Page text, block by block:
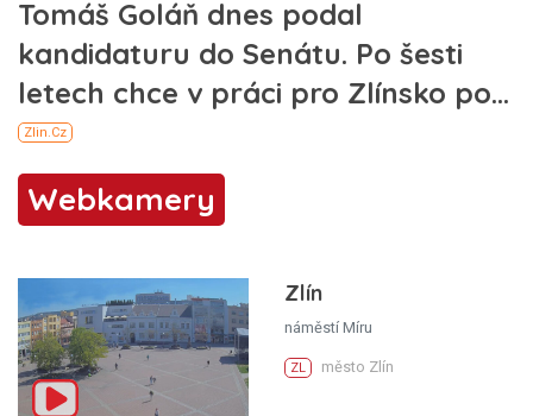
Webkamery
Zlín
náměstí Míru
ZL město Zlín